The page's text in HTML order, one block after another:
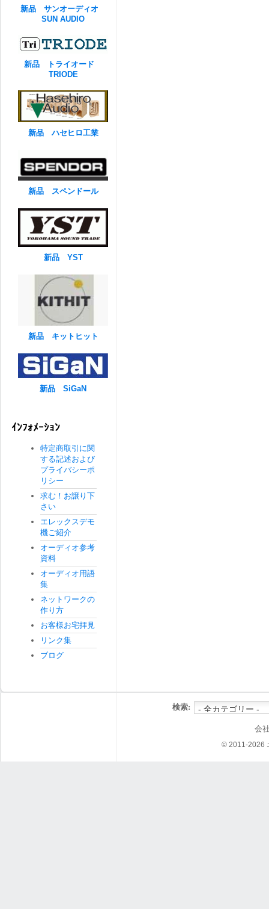
新品 サンオーディオ
SUN AUDIO
新品 トライオード
TRIODE
新品 ハセヒロ工業
新品 スペンドール
新品 YST
新品 キットヒット
新品 SiGaN
ｲﾝﾌｫﾒｰｼｮﾝ
特定商取引に関
する記述および
プライバシーポ
リシー
求む！お譲り下
さい
エレックスデモ
機ご紹介
オーディオ参考
資料
オーディオ用語
集
ネットワークの
作り方
お客様お宅拝見
リンク集
ブログ
検索:
会
© 2011-2026